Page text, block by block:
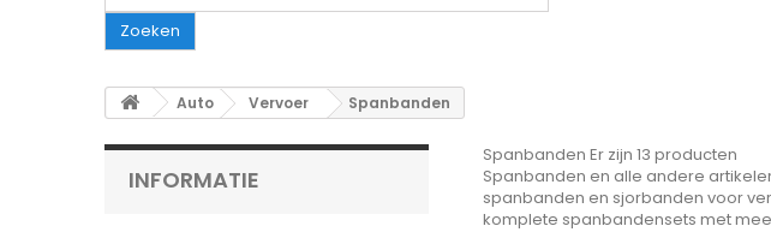
Zoeken
Auto Vervoer Spanbanden
INFORMATIE
Spanbanden Er zijn 13 producten
Spanbanden en alle andere
spanbanden en sjorbanden voor
komplete spanbandensets met